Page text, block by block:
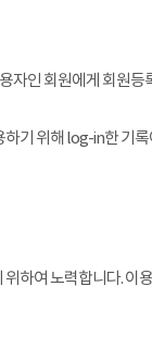
자인 회원에게 회원등
기 위해 log-in한 기록
하여 노력합니다. 이